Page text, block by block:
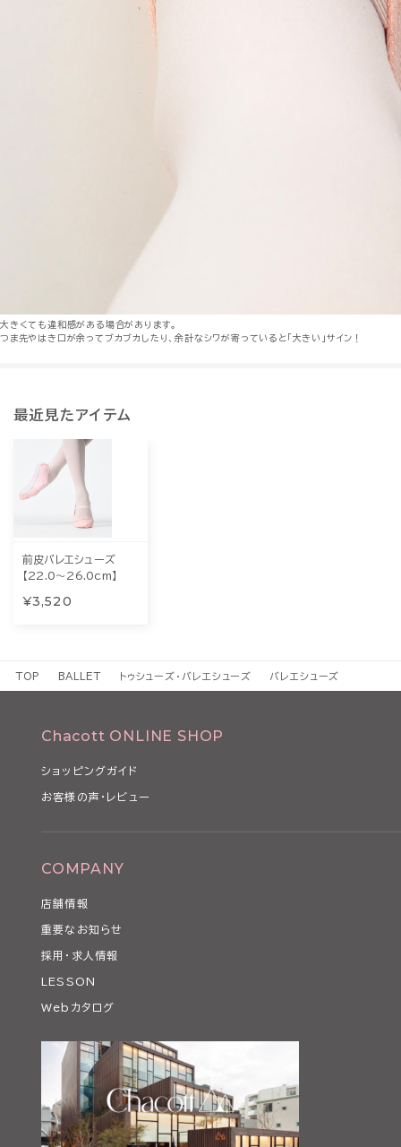
大きくても違和感がある場合があります。
つま先やはき口が余ってブカブカしたり、余計なシワが寄っていると「大きい」サイン！
最近見たアイテム
前皮バレエシューズ
【22.0～26.0cm】
¥3,520
TOP BALLET トゥシューズ・バレエシューズ バレエシューズ
Chacott ONLINE SHOP
ショッピングガイド
お客様の声・レビュー
COMPANY
店舗情報
重要なお知らせ
採用・求人情報
LESSON
Webカタログ